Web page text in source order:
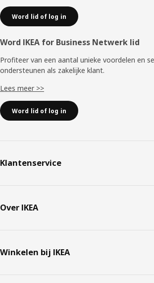
Word lid of log in
Word IKEA for Business Netwerk lid
Profiteer van een aantal unieke voordelen en
ondersteunen als zakelijke klant.
Lees meer >>
Word lid of log in
Klantenservice
Over IKEA
Winkelen bij IKEA